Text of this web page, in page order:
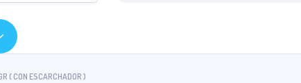
( CON ESCARCHADOR )